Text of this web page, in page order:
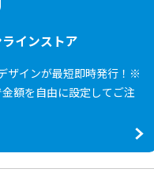
インストア
ザインが最短即時発行！※
額を自由に設定してご注